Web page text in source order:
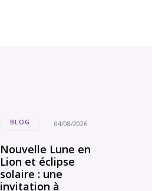
BLOG 04/08/2026
Nouvelle Lune en
Lion et éclipse
solaire : une
invitation à